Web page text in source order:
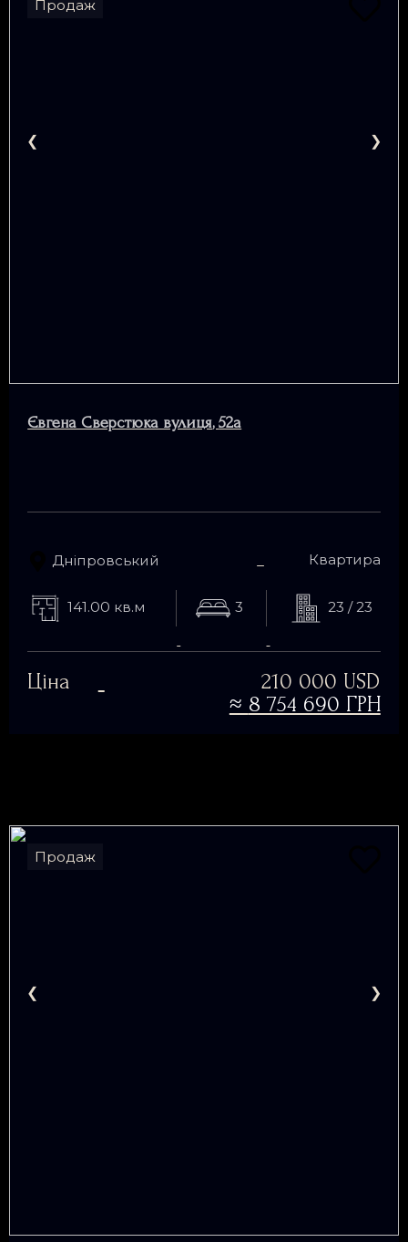
Продаж
Євгена Сверстюка вулиця,52а
Дніпровський Квартира
141.00 кв.м 3 23 / 23
Ціна
210 000 USD
≈ 8 754 690 ГРН
Продаж